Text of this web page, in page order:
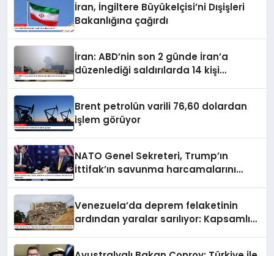
İran, İngiltere Büyükelçisi’ni Dışişleri
Bakanlığına çağırdı
İran: ABD’nin son 2 günde İran’a
düzenlediği saldırılarda 14 kişi
Brent petrolün varili 76,60 dolardan
işlem görüyor
NATO Genel Sekreteri, Trump’ın
İttifak’ın savunma harcamalarını
Venezuela’da deprem felaketinin
ardından yaralar sarılıyor: Kapsamlı